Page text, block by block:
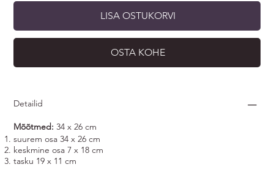
LISA OSTUKORVI
OSTA KOHE
Detailid
Mõõtmed: 34 x 26 cm
suurem osa 34 x 26 cm
keskmine osa 7 x 18 cm
tasku 19 x 11 cm